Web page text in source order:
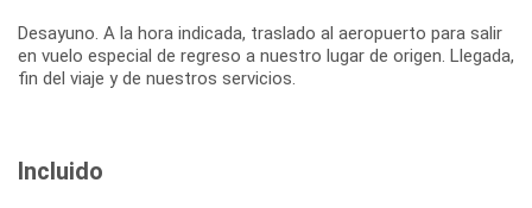
Desayuno. A la hora indicada, traslado al aeropuerto para salir
en vuelo especial de regreso a nuestro lugar de origen. Llegada,
fin del viaje y de nuestros servicios.
Incluido